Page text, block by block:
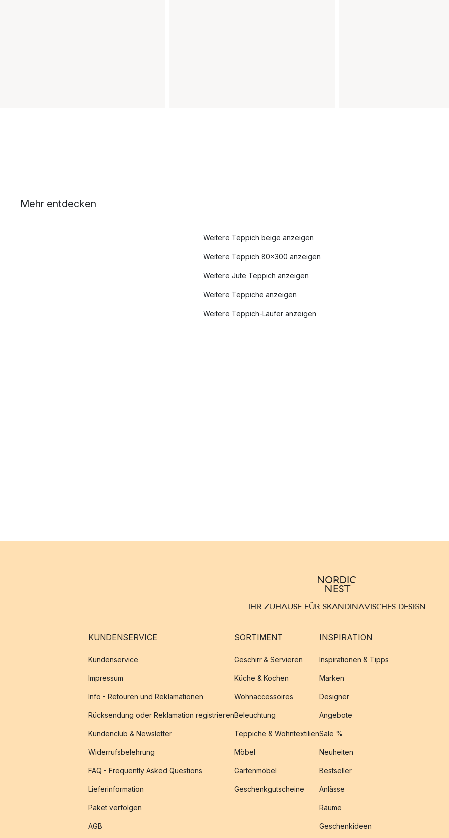
Mehr entdecken
Weitere Teppich beige anzeigen
Weitere Teppich 80x300 anzeigen
Weitere Jute Teppich anzeigen
Weitere Teppiche anzeigen
Weitere Teppich-Läufer anzeigen
IHR ZUHAUSE FÜR SKANDINAVISCHES DESIGN
KUNDENSERVICE
Kundenservice
Impressum
Info - Retouren und Reklamationen
Rücksendung oder Reklamation registrieren
Kundenclub & Newsletter
Widerrufsbelehrung
FAQ - Frequently Asked Questions
Lieferinformation
Paket verfolgen
AGB
SORTIMENT
Geschirr & Servieren
Küche & Kochen
Wohnaccessoires
Beleuchtung
Teppiche & Wohntextilien
Möbel
Gartenmöbel
Geschenkgutscheine
INSPIRATION
Inspirationen & Tipps
Marken
Designer
Angebote
Sale %
Neuheiten
Bestseller
Anlässe
Räume
Geschenkideen